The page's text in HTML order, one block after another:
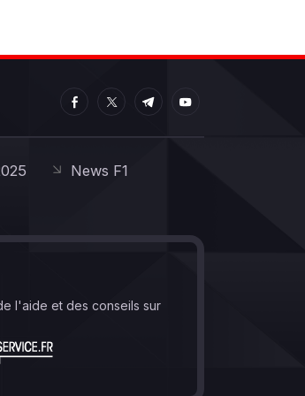
News F1
l'aide et des conseils sur